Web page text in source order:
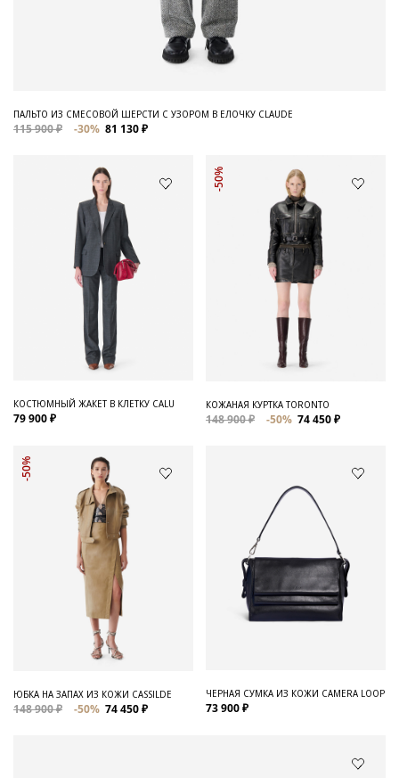
ПАЛЬТО ИЗ СМЕСОВОЙ ШЕРСТИ С УЗОРОМ В ЕЛОЧКУ CLAUDE
115 900 ₽ -30% 81 130 ₽
КОСТЮМНЫЙ ЖАКЕТ В КЛЕТКУ CALU
79 900 ₽
-50%
КОЖАНАЯ КУРТКА TORONTO
148 900 ₽ -50% 74 450 ₽
-50%
ЮБКА НА ЗАПАХ ИЗ КОЖИ CASSILDE
148 900 ₽ -50% 74 450 ₽
ЧЕРНАЯ СУМКА ИЗ КОЖИ CAMERA LOOP
73 900 ₽